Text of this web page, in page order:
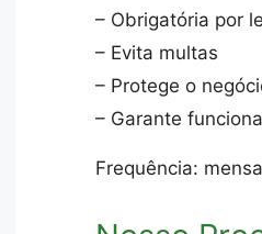
– Obrigatória por
– Evita multas
– Protege o
– Garante
Frequência: